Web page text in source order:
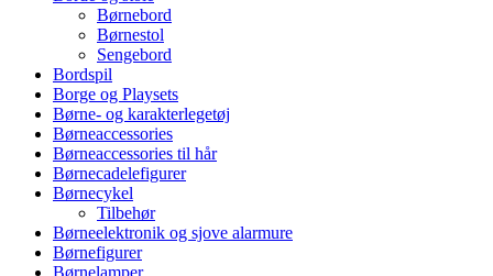
Børnebord
Børnestol
Sengebord
Bordspil
Borge og Playsets
Børne- og karakterlegetøj
Børneaccessories
Børneaccessories til hår
Børnecadelefigurer
Børnecykel
Tilbehør
Børneelektronik og sjove alarmure
Børnefigurer
Børnelamper